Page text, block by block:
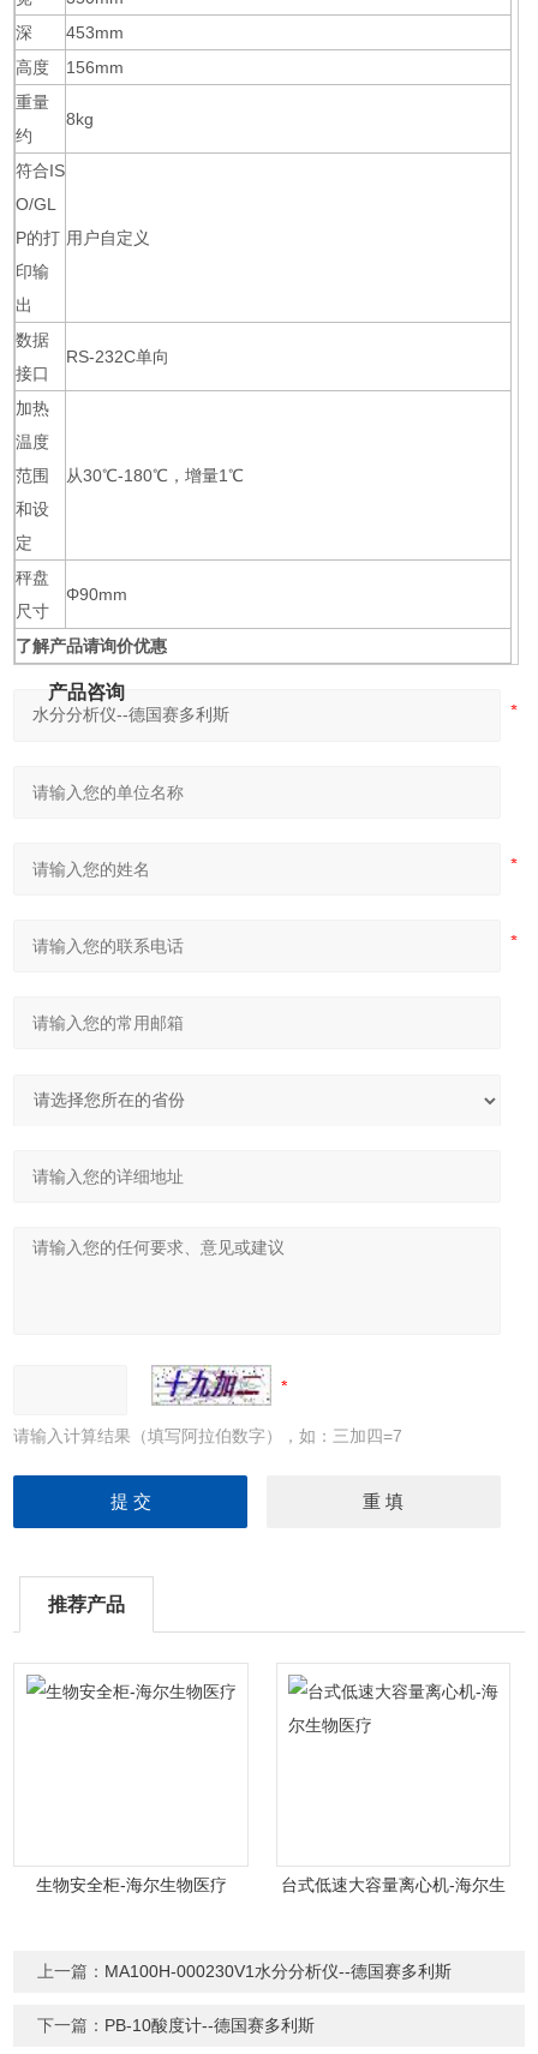
深
453mm
高度
156mm
重量
约
8kg
符合IS
O/GL
P的打
印输
出
用户自定义
数据
接口
RS-232C单向
加热
温度
范围
和设
定
从30℃-180℃，增量1℃
秤盘
尺寸
Φ90mm
了解产品请询价优惠
产品咨询
请输入计算结果（填写阿拉伯数字），如：三加四=7
推荐产品
生物安全柜-海尔生物医疗
台式低速大容量离心机-海尔生
上一篇： MA100H-000230V1水分分析仪--德国赛多利斯
下一篇： PB-10酸度计--德国赛多利斯